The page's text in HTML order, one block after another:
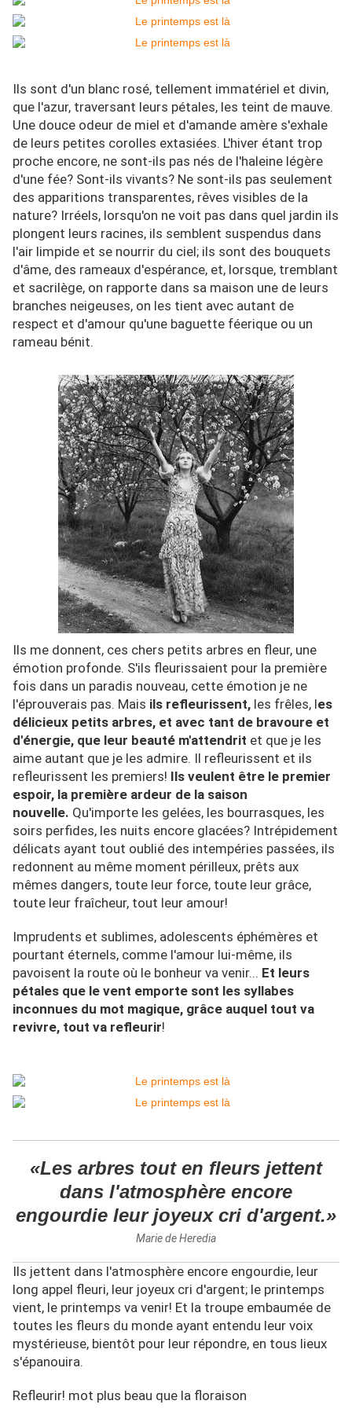
Ils sont d'un blanc rosé, tellement immatériel et divin,
que l'azur, traversant leurs pétales, les teint de mauve.
Une douce odeur de miel et d'amande amère s'exhale
de leurs petites corolles extasiées. L'hiver étant trop
proche encore, ne sont-ils pas nés de l'haleine légère
d'une fée? Sont-ils vivants? Ne sont-ils pas seulement
des apparitions transparentes, rêves visibles de la
nature? Irréels, lorsqu'on ne voit pas dans quel jardin ils
plongent leurs racines, ils semblent suspendus dans
l'air limpide et se nourrir du ciel; ils sont des bouquets
d'âme, des rameaux d'espérance, et, lorsque, tremblant
et sacrilège, on rapporte dans sa maison une de leurs
branches neigeuses, on les tient avec autant de
respect et d'amour qu'une baguette féerique ou un
rameau bénit.
Ils me donnent, ces chers petits arbres en fleur, une
émotion profonde. S'ils fleurissaient pour la première
fois dans un paradis nouveau, cette émotion je ne
l'éprouverais pas. Mais ils refleurissent, les frêles, les
délicieux petits arbres, et avec tant de bravoure et
d'énergie, que leur beauté m'attendrit et que je les
aime autant que je les admire. Il refleurissent et ils
refleurissent les premiers! Ils veulent être le premier
espoir, la première ardeur de la saison
nouvelle. Qu'importe les gelées, les bourrasques, les
soirs perfides, les nuits encore glacées? Intrépidement
délicats ayant tout oublié des intempéries passées, ils
redonnent au même moment périlleux, prêts aux
mêmes dangers, toute leur force, toute leur grâce,
toute leur fraîcheur, tout leur amour!
Imprudents et sublimes, adolescents éphémères et
pourtant éternels, comme l'amour lui-même, ils
pavoisent la route où le bonheur va venir... Et leurs
pétales que le vent emporte sont les syllabes
inconnues du mot magique, grâce auquel tout va
revivre, tout va refleurir!
«Les arbres tout en fleurs jettent
dans l'atmosphère encore
engourdie leur joyeux cri d'argent.»
Marie de Heredia
Ils jettent dans l'atmosphère encore engourdie, leur
long appel fleuri, leur joyeux cri d'argent; le printemps
vient, le printemps va venir! Et la troupe embaumée de
toutes les fleurs du monde ayant entendu leur voix
mystérieuse, bientôt pour leur répondre, en tous lieux
s'épanouira.
Refleurir! mot plus beau que la floraison